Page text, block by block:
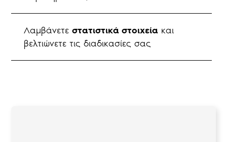
Λαμβάνετεστατιστικά στοιχεία και
βελτιώνετε τις διαδικασίες σας